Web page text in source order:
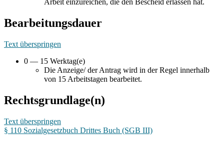
Arbeit einzureichen, die den Bescheid erlassen hat.
Bearbeitungsdauer
Text überspringen
0 — 15 Werktag(e)
Die Anzeige/ der Antrag wird in der Regel innerhalb
von 15 Arbeitstagen bearbeitet.
Rechtsgrundlage(n)
Text überspringen
§ 110 Sozialgesetzbuch Drittes Buch (SGB III)